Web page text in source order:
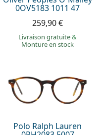
0OV5183 1011 47
259,90 €
Livraison gratuite&
Monture en stock
Polo Ralph Lauren